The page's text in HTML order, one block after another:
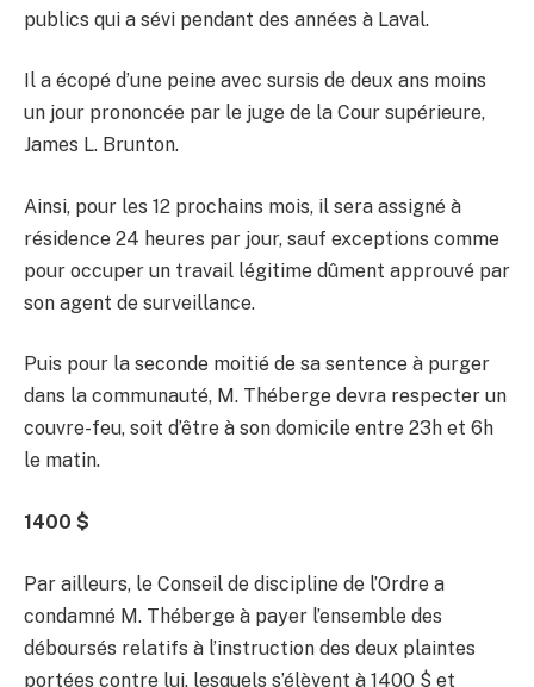
publics qui a sévi pendant des années à Laval.
Il a écopé d’une peine avec sursis de deux ans moins
un jour prononcée par le juge de la Cour supérieure,
James L. Brunton.
Ainsi, pour les 12 prochains mois, il sera assigné à
résidence 24 heures par jour, sauf exceptions comme
pour occuper un travail légitime dûment approuvé par
son agent de surveillance.
Puis pour la seconde moitié de sa sentence à purger
dans la communauté, M. Théberge devra respecter un
couvre-feu, soit d’être à son domicile entre 23h et 6h
le matin.
1400 $
Par ailleurs, le Conseil de discipline de l’Ordre a
condamné M. Théberge à payer l’ensemble des
déboursés relatifs à l’instruction des deux plaintes
portées contre lui, lesquels s’élèvent à 1400 $ et